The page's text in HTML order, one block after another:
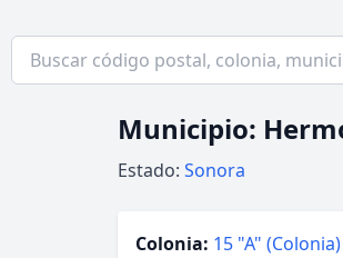
Municipio:
Estado: Sonora
Colonia: 15 "A" (Colonia)